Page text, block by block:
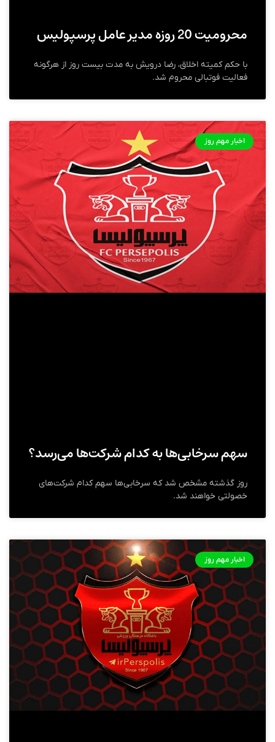
محرومیت 20 روزه مدیر عامل پرسپولیس
با حکم کمیته اخلاق، رضا درویش به مدت بیست روز از هرگونه
فعالیت فوتبالی محروم شد.
اخبار مهم روز
سهم سرخابی‌ها به کدام شرکت‌ها می‌رسد؟
روز گذشته مشخص شد که سرخابی‌ها سهم کدام شرکت‌های
خصولتی خواهند شد.
اخبار مهم روز